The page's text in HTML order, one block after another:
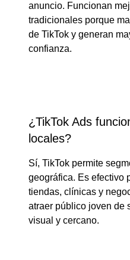
anuncio. Funcionan
tradicionales porque
de TikTok y generan
confianza.
¿TikTok Ads
locales?
Sí, TikTok permite
geográfica. Es efectivo
tiendas, clínicas y
atraer público joven de
visual y cercano.